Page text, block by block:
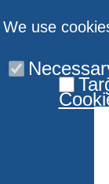
We use